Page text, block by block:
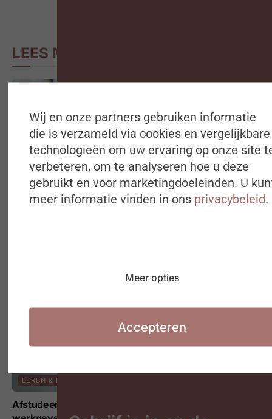
LEES MEER
ARBEIDSMARKT
LEREN & LOOPBANEN
Afstudeerders zijn geen topprioriteit voor
Wij en onze partners gebruiken informatie
die is verzameld via cookies en vergelijkbare
technologieën om uw ervaring op onze site
verbeteren, om te analyseren hoe u deze
gebruikt en voor marketingdoeleinden. U
meer informatie vinden in ons privacybeleid.
Meer opties
Accepteren